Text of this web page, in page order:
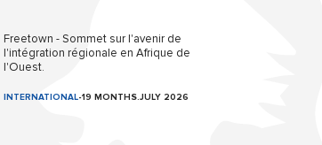
Freetown - Sommet sur l'avenir de
l'intégration régionale en Afrique de
l'Ouest.
INTERNATIONAL-19 MONTHS.JULY 2026